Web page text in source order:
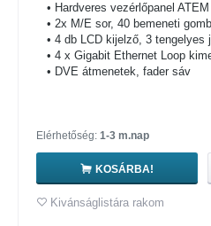
• Hardveres vezérlőpanel
• 2x M/E sor, 40 bemeneti
• 4 db LCD kijelző, 3 tengelyes
• 4 x Gigabit Ethernet Loop
• DVE átmenetek, fader sáv
Elérhetőség: 1-3 m.nap
KOSÁRBA!
Kivánságlistára rakom